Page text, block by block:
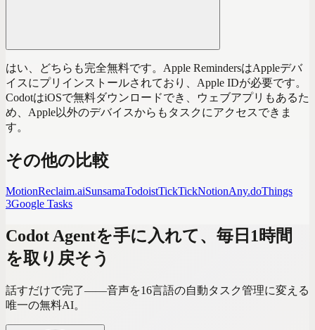
はい、どちらも完全無料です。Apple RemindersはAppleデバ
イスにプリインストールされており、Apple IDが必要です。
CodotはiOSで無料ダウンロードでき、ウェブアプリもあるた
め、Apple以外のデバイスからもタスクにアクセスできま
す。
その他の比較
MotionReclaim.aiSunsamaTodoistTickTickNotionAny.doThings
3Google Tasks
Codot Agentを手に入れて、毎日1時間
を取り戻そう
話すだけで完了——音声を16言語の自動タスク管理に変える
唯一の無料AI。